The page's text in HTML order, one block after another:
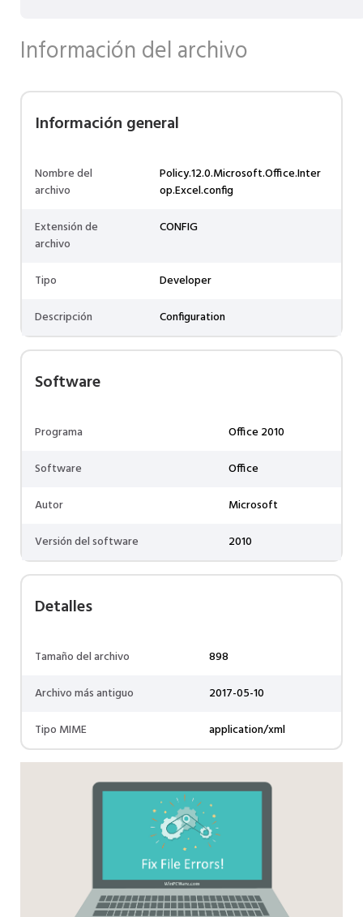
Información del archivo
Información general
Nombre del
archivo
Policy.12.0.Microsoft.Office.Inter
op.Excel.config
Extensión de
archivo
CONFIG
Tipo
Developer
Descripción
Configuration
Software
Programa
Office 2010
Software
Office
Autor
Microsoft
Versión del software
2010
Detalles
Tamaño del archivo
898
Archivo más antiguo
2017-05-10
Tipo MIME
application/xml